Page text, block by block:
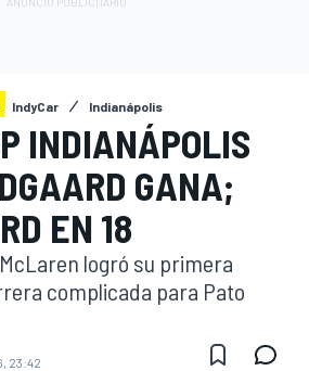
IndyCar Indianápolis
INDIANÁPOLIS
GANA;
EN 18
logró su primera
complicada para Pato
23:42